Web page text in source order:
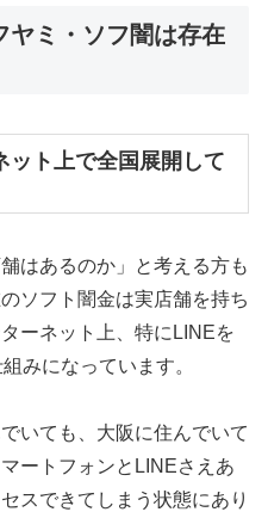
ヤミ・ソフ闇は存在
ット上で全国展開して
はあるのか」と考える方も
ソフト闇金は実店舗を持ち
ーネット上、特にLINEを
みになっています。
いても、大阪に住んでいて
ートフォンとLINEさえあ
スできてしまう状態にあり